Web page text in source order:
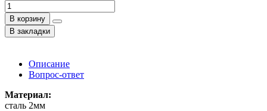
В корзину
В закладки
Описание
Вопрос-ответ
Материал:
сталь 2мм